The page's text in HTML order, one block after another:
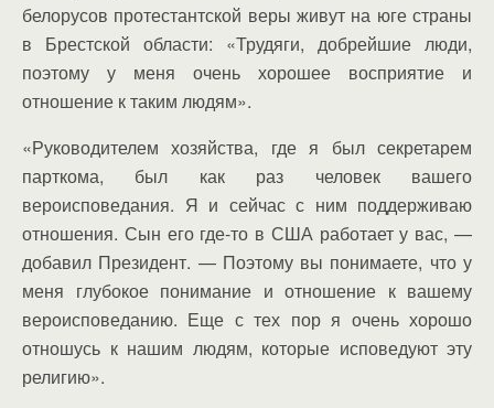
белорусов протестантской веры живут на юге страны
в Брестской области: «Трудяги, добрейшие люди,
поэтому у меня очень хорошее восприятие и
отношение к таким людям».
«Руководителем хозяйства, где я был секретарем
парткома, был как раз человек вашего
вероисповедания. Я и сейчас с ним поддерживаю
отношения. Сын его где-то в США работает у вас, —
добавил Президент. — Поэтому вы понимаете, что у
меня глубокое понимание и отношение к вашему
вероисповеданию. Еще с тех пор я очень хорошо
отношусь к нашим людям, которые исповедуют эту
религию».